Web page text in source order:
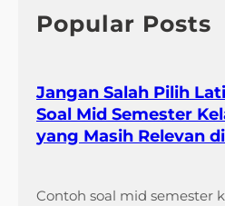
h
Popular Posts
Jangan Salah Pilih
Soal Mid Semester
yang Masih Relevan
Contoh soal mid semester